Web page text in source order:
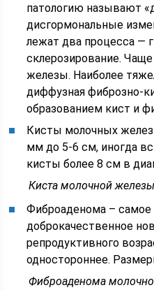
патологию называют
дисгормональные
лежат два процесса —
склерозирование.
железы. Наиболее
диффузная фиброзно-
образованием кист и
Кисты молочных
мм до 5-6 см, иногда
кисты более 8 см в
Киста молочной железы
Фиброаденома – самое
доброкачественное
репродуктивного
одностороннее.
Фиброаденома